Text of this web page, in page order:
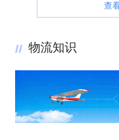
查
物流知识